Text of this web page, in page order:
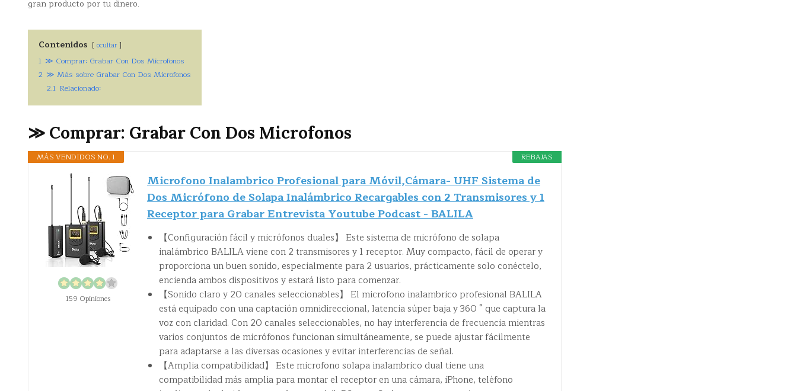
gran producto por tu dinero.
Contenidos ocultar
1 ≫ Comprar: Grabar Con Dos Microfonos
2 ≫ Más sobre Grabar Con Dos Microfonos
2.1 Relacionado:
≫ Comprar: Grabar Con Dos Microfonos
REBAJAS
MÁS VENDIDOS NO. 1
159 Opiniones
Microfono Inalambrico Profesional para Móvil,Cámara- UHF Sistema de
Dos Micrófono de Solapa Inalámbrico Recargables con 2 Transmisores y 1
Receptor para Grabar Entrevista Youtube Podcast - BALILA
【Configuración fácil y micrófonos duales】 Este sistema de micrófono de solapa
inalámbrico BALILA viene con 2 transmisores y 1 receptor. Muy compacto, fácil de operar y
proporciona un buen sonido, especialmente para 2 usuarios, prácticamente solo conéctelo,
encienda ambos dispositivos y estará listo para comenzar.
【Sonido claro y 20 canales seleccionables】 El microfono inalambrico profesional BALILA
está equipado con una captación omnidireccional, latencia súper baja y 360 ° que captura la
voz con claridad. Con 20 canales seleccionables, no hay interferencia de frecuencia mientras
varios conjuntos de micrófonos funcionan simultáneamente, se puede ajustar fácilmente
para adaptarse a las diversas ocasiones y evitar interferencias de señal.
【Amplia compatibilidad】 Este microfono solapa inalambrico dual tiene una
compatibilidad más amplia para montar el receptor en una cámara, iPhone, teléfono